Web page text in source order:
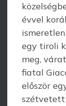
évvel
egy tiroli
meg,
fiatal
először